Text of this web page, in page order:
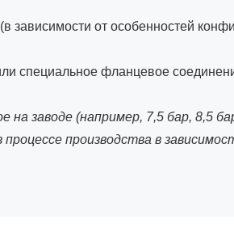
зависимости от особенностей
специальное фланцевое
заводе (например, 7,5 бар, 8,5
производства в